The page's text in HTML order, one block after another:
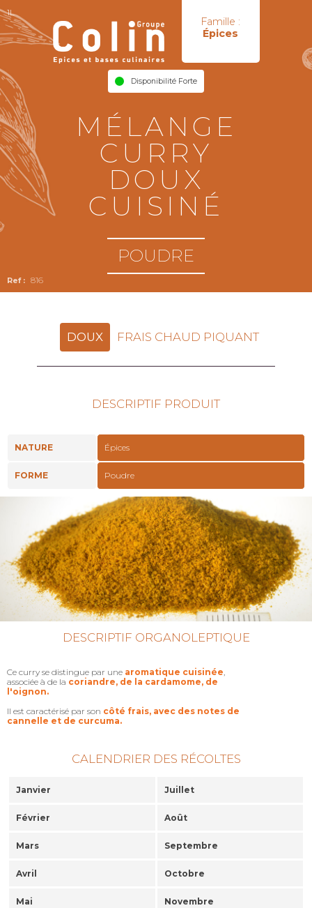
Famille :
Épices
Disponibilité Forte
1L
816
MÉLANGE
CURRY
DOUX
CUISINÉ
POUDRE
DOUX FRAIS CHAUD PIQUANT
DESCRIPTIF PRODUIT
NATURE Épices
FORME Poudre
DESCRIPTIF ORGANOLEPTIQUE
Ce curry se distingue par une aromatique cuisinée,
associée à de la coriandre, de la cardamome, de
l'oignon.
Il est caractérisé par son côté frais, avec des notes de
cannelle et de curcuma.
CALENDRIER DES RÉCOLTES
Janvier Juillet
Février Août
Mars Septembre
Avril Octobre
Mai Novembre